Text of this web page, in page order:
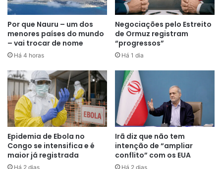
Para Graciela Urdaneta,
economista sênior da consultoria
Ecoanalítica, o grande consenso é
a necessidade de controlar a
inflação e estabilizar o câmbio.“O
governo vem implementando isso
desde o ano passado. (…) Embora
afete o crescimento econômico, é
absolutamente necessário”,
indicou.
Por que Nauru – um dos
menores países do mundo
– vai trocar de nome
Há 4 horas
Negociações pelo Estreito
de Ormuz registram
“progressos”
Há 1 dia
Epidemia de Ebola no
Congo se intensifica e é
maior já registrada
Há 2 dias
Irã diz que não tem
intenção de “ampliar
conflito” com os EUA
Há 2 dias